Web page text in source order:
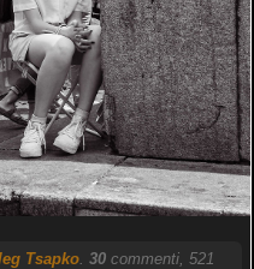
Tsapko. 30commenti, 521